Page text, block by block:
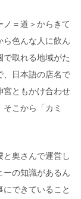
＝道＞からきて
色んな人に飲ん
取れる地域がた
、日本語の店名で
宮ともかけ合わせ
こから「カミ
奥さんで運営し
の知識があるん
できていること